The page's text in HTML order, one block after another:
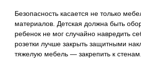
Безопасность касается не только
материалов. Детская должна быть
ребенок не мог случайно навредить
розетки лучше закрыть защитными
тяжелую мебель — закрепить к стенам.